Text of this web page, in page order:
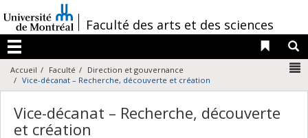
au
contenu
/Faculté des arts et des sciences
Menu
Liens
Accueil Faculté
Direction et gouvernance
Vice-décanat – Recherche, découverte et création
Vice-décanat – Recherche, découverte
et création